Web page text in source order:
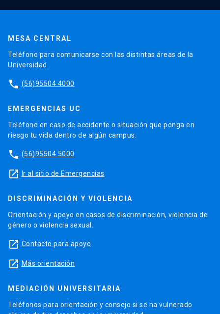
MESA CENTRAL
Teléfono para comunicarse con las distintas áreas de la
Universidad.
phone (56)95504 4000
EMERGENCIAS UC
Teléfono en caso de accidente o situación que ponga en
riesgo tu vida dentro de algún campus.
phone (56)95504 5000
launch Ir al sitio de Emergencias
DISCRIMINACIÓN Y VIOLENCIA
Orientación y apoyo en casos de discriminación, violencia de
género o violencia sexual.
launch Contacto para apoyo
launch Más orientación
MEDIACIÓN UNIVERSITARIA
Teléfonos para orientación y consejo si se ha vulnerado